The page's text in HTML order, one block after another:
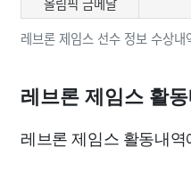
레브론 제임스 선수 정보 수상내
올림픽 금메달
레브론 제임스 활동
레브론 제임스 활동내